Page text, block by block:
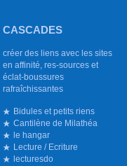
CASCADES
créer des liens avec les sites
en affinité, res-sources et
éclat-boussures
rafraîchissantes
Bidules et petits riens
Cantilène de Milathéa
le hangar
Lecture / Ecriture
lecturesdo